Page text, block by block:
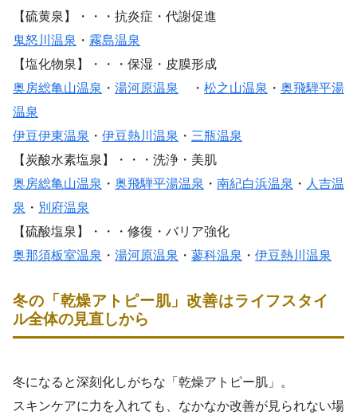
【硫黄泉】・・・抗炎症・代謝促進
鬼怒川温泉 ・ 霧島温泉
【塩化物泉】・・・保湿・皮膜形成
奥房総亀山温泉 ・ 湯河原温泉 ・ 松之山温泉 ・ 奥飛騨平湯
温泉
伊豆伊東温泉 ・ 伊豆熱川温泉 ・ 三瓶温泉
【炭酸水素塩泉】・・・洗浄・美肌
奥房総亀山温泉 ・ 奥飛騨平湯温泉 ・ 南紀白浜温泉 ・ 人吉温
泉 ・ 別府温泉
【硫酸塩泉】・・・修復・バリア強化
奥那須板室温泉 ・ 湯河原温泉 ・ 蓼科温泉 ・ 伊豆熱川温泉
冬の「乾燥アトピー肌」改善はライフスタイ
ル全体の見直しから
冬になると深刻化しがちな「乾燥アトピー肌」。
スキンケアに力を入れても、なかなか改善が見られない場